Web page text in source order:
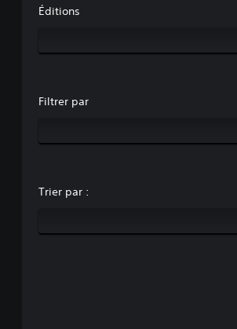
Éditions
Filtrer par
Trier par :